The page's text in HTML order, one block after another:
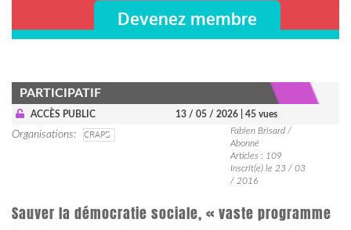
Devenez membre
PARTICIPATIF
ACCÈS PUBLIC 13 / 05 / 2026 | 45 vues
Organisations CRAPS
Fabien Brisard /
Abonné
Articles : 109
Inscrit(e) le 23 / 03
/ 2016
Sauver la démocratie sociale, « vaste programme